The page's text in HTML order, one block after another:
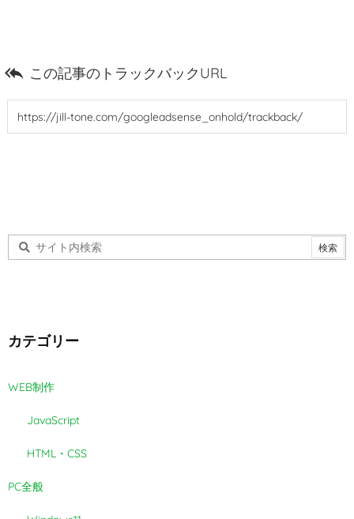
 この記事のトラックバックURL
カテゴリー
WEB制作
JavaScript
HTML・CSS
PC全般